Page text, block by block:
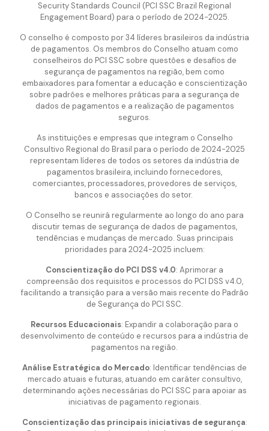
Security Standards Council (PCI SSC Brazil Regional
Engagement Board) para o período de 2024-2025.
O conselho é composto por 34 líderes brasileiros da indústria
de pagamentos. Os membros do Conselho atuam como
conselheiros do PCI SSC sobre questões e desafios de
segurança de pagamentos na região, bem como
embaixadores para fomentar a educação e conscientização
sobre padrões e melhores práticas para a segurança de
dados de pagamentos e a realização de pagamentos
seguros.
As instituições e empresas que integram o Conselho
Consultivo Regional do Brasil para o período de 2024-2025
representam líderes de todos os setores da indústria de
pagamentos brasileira, incluindo fornecedores,
comerciantes, processadores, provedores de serviços,
bancos e associações do setor.
O Conselho se reunirá regularmente ao longo do ano para
discutir temas de segurança de dados de pagamentos,
tendências e mudanças de mercado. Suas principais
prioridades para 2024-2025 incluem:
Conscientização do PCI DSS v4.0: Aprimorar a
compreensão dos requisitos e processos do PCI DSS v4.0,
facilitando a transição para a versão mais recente do Padrão
de Segurança do PCI SSC.
Recursos Educacionais: Expandir a colaboração para o
desenvolvimento de conteúdo e recursos para a indústria de
pagamentos na região.
Análise Estratégica do Mercado: Identificar tendências de
mercado atuais e futuras, atuando em caráter consultivo,
determinando ações necessárias do PCI SSC para apoiar as
iniciativas de pagamento regionais.
Conscientização das principais iniciativas de segurança: